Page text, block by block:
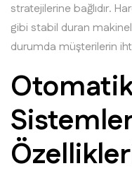
stratejilerine bağlıdır.
gibi stabil duran
durumda müşterilerin